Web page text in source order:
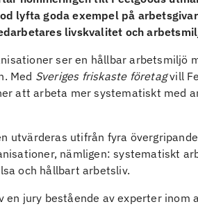
lyfta goda exempel på
livskvalitet och
ser en hållbar arbetsmiljö
Med Sveriges friskaste företagvill
att arbeta mer systematiskt med
utvärderas utifrån fyra
nämligen: systematiskt
och hållbart arbetsliv.
en jury bestående av experter inom